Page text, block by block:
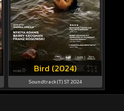
Bird (2024)
Soundtrack(T) ST 2024